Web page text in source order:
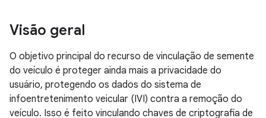
Visão geral
O objetivo principal do recurso de vinculação de semente
do veículo é proteger ainda mais a privacidade do
usuário, protegendo os dados do sistema de
infoentretenimento veicular (IVI) contra a remoção do
veículo. Isso é feito vinculando chaves de criptografia de